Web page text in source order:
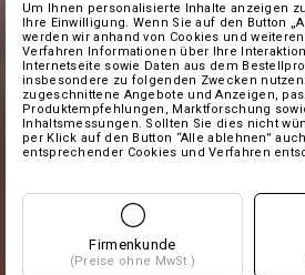
Um Ihnen personalisierte Inhalte anzeigen
Ihre Einwilligung. Wenn Sie auf den Button
werden wir anhand von Cookies und
Verfahren Informationen über Ihre
Internetseite sowie Daten aus dem
insbesondere zu folgenden Zwecken
zugeschnittene Angebote und Anzeigen,
Produktempfehlungen, Marktforschung
Inhaltsmessungen. Sollten Sie dies nicht
per Klick auf den Button “Alle ablehnen”
entsprechender Cookies und Verfahren
Firmenkunde
(Preise ohne MwSt.)